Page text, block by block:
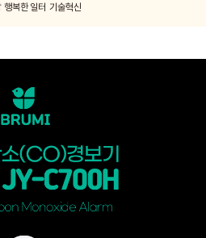
행복한 일터 기술혁신